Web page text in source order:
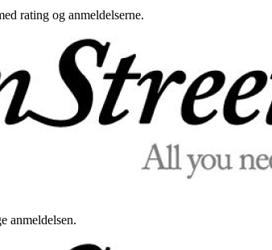
rating og anmeldelserne.
anmeldelsen.